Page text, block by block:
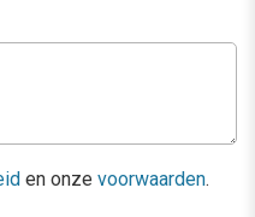
en onze voorwaarden.